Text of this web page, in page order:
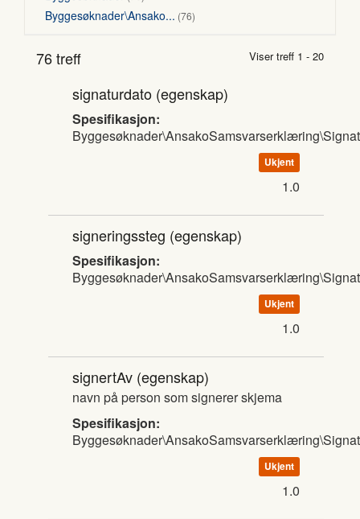
Byggesøknader\Ansako... 76
76 treff Viser treff 1 - 20
signaturdato (egenskap)
Spesifikasjon:
Ukjent
1.0
signeringssteg (egenskap)
Spesifikasjon:
Ukjent
1.0
signertAv (egenskap)
navn på person som signerer skjema
Spesifikasjon:
Ukjent
1.0